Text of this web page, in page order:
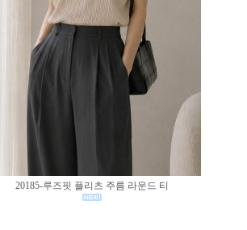
20185-루즈핏 플리츠 주름 라운드 티